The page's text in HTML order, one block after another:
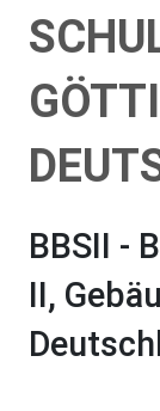
BBSII -
II,